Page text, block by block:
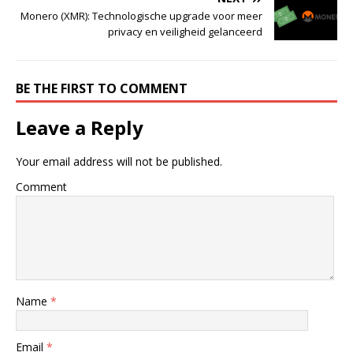
Monero (XMR): Technologische upgrade voor meer
privacy en veiligheid gelanceerd
BE THE FIRST TO COMMENT
Leave a Reply
Your email address will not be published.
Comment
Name *
Email *